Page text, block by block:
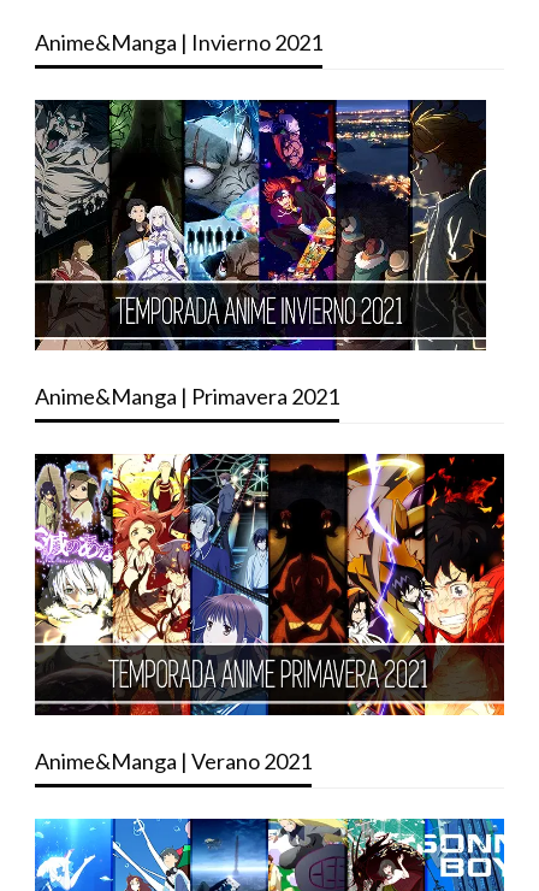
Anime&Manga | Invierno 2021
Anime&Manga | Primavera 2021
Anime&Manga | Verano 2021